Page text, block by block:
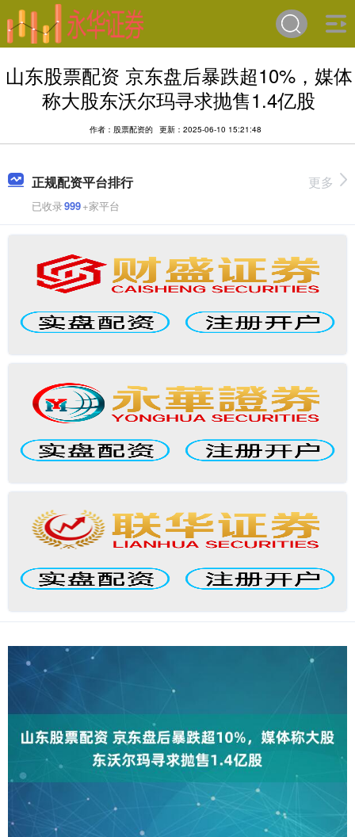
山东股票配资 京东盘后暴跌超10%，媒体
称大股东沃尔玛寻求抛售1.4亿股
作者：股票配资的 更新：2025-06-10 15:21:48
正规配资平台排行
已收录999+家平台
更多